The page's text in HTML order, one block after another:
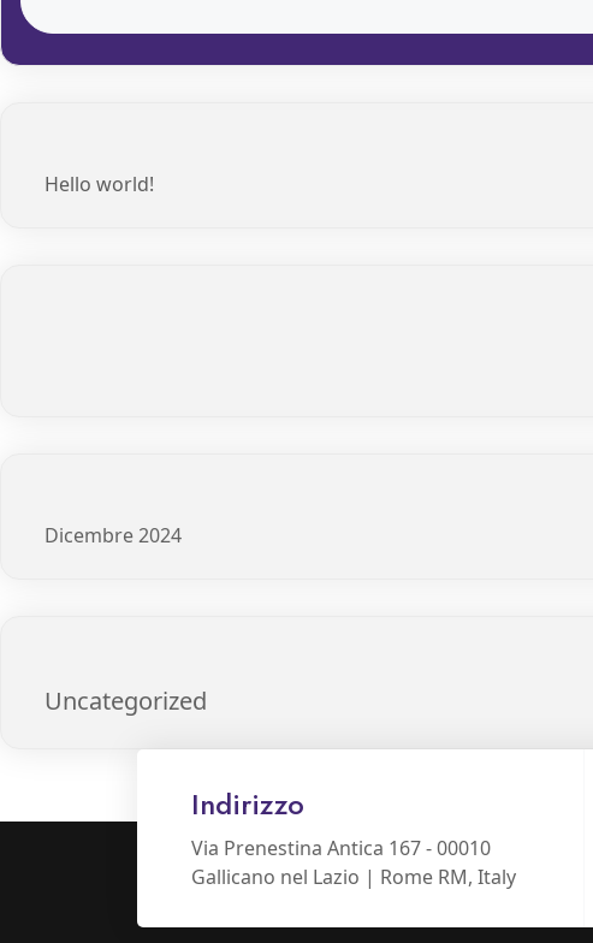
Hello world!
Dicembre 2024
Uncategorized
Indirizzo
Via Prenestina Antica 167 - 00010
Gallicano nel Lazio | Rome RM, Italy